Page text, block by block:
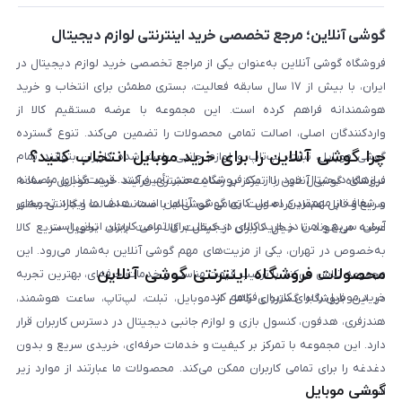
بلاگ
گوشی آنلاین؛ مرجع تخصصی خرید اینترنتی لوازم دیجیتال
فروشگاه گوشی آنلاین به‌عنوان یکی از مراجع تخصصی خرید لوازم دیجیتال در
ایران، با بیش از ۱۷ سال سابقه فعالیت، بستری مطمئن برای انتخاب و خرید
هوشمندانه فراهم کرده است. این مجموعه با عرضه مستقیم کالا از
واردکنندگان اصلی، اصالت تمامی محصولات را تضمین می‌کند. تنوع گسترده
گوشی موبایل، تبلت، لپ‌تاپ و لوازم جانبی باعث شده کاربران بتوانند تمام
نیازهای دیجیتال خود را از یک فروشگاه معتبر تأمین کنند. قیمت‌گذاری منصفانه
و شفاف از مهم‌ترین اصول کاری گوشی آنلاین است. هدف ما ایجاد تجربه‌ای
آسان، سریع و امن در خرید کالای دیجیتال برای تمامی کاربران ایرانی است.
چرا گوشی آنلاین را برای خرید موبایل انتخاب کنید؟
فروشگاه گوشی آنلاین با تمرکز بر رضایت مشتری، فرآیند خرید موبایل را ساده،
سریع و قابل اعتماد کرده است. تمامی گوشی‌ها با ضمانت اصالت و گارانتی معتبر
عرضه می‌شوند تا خیال کاربران از کیفیت کالا راحت باشد. تحویل سریع کالا
به‌خصوص در تهران، یکی از مزیت‌های مهم گوشی آنلاین به‌شمار می‌رود. این
مجموعه تلاش می‌کند با ترکیب قیمت مناسب و خدمات حرفه‌ای، بهترین تجربه
خرید موبایل را برای کاربران فراهم کند.
محصولات فروشگاه اینترنتی گوشی آنلاین
در این فروشگاه گستره‌ای کامل از موبایل، تبلت، لپ‌تاپ، ساعت هوشمند،
هندزفری، هدفون، کنسول بازی و لوازم جانبی دیجیتال در دسترس کاربران قرار
دارد. این مجموعه با تمرکز بر کیفیت و خدمات حرفه‌ای، خریدی سریع و بدون
دغدغه را برای تمامی کاربران ممکن می‌کند. محصولات ما عبارتند از موارد زیر
است:
گوشی موبایل